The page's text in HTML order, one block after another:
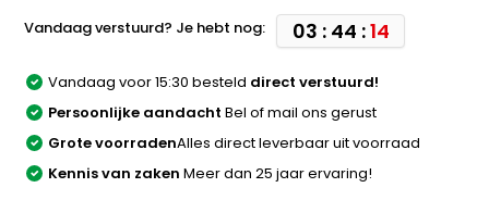
Vandaag verstuurd? Je hebt nog: 03 : 44 :14
Vandaag voor 15:30 besteld direct verstuurd!
Persoonlijke aandacht Bel of mail ons gerust
Grote voorradenAlles direct leverbaar uit voorraad
Kennis van zaken Meer dan 25 jaar ervaring!